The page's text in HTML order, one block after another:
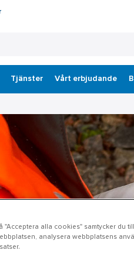
Tjänster Vårt erbjudande
"Acceptera alla cookies" samtycker du
analysera webbplatsens